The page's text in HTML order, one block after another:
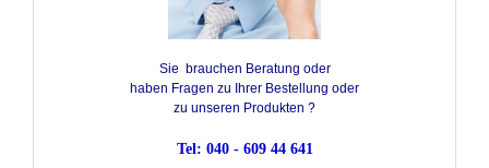
Sie brauchen Beratung oder
haben Fragen zu Ihrer Bestellung oder
zu unseren Produkten ?
Tel: 040 - 609 44 641